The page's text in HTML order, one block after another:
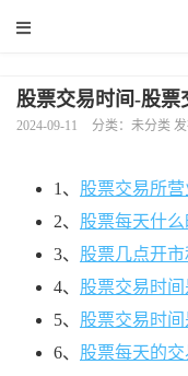
股票交易时间-股
2024-09-11 分类：未分类 发
1、 股票交易所营
2、 股票每天什
3、 股票几点开市
4、 股票交易时
5、 股票交易时
6、 股票每天的